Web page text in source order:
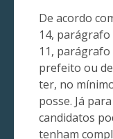
De acordo
14, parágrafo
11, parágrafo
prefeito ou
ter, no
posse. Já
candidatos
tenham